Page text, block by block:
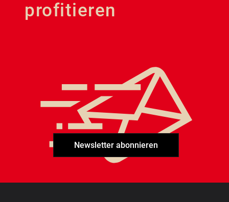
profitieren
Newsletter abonnieren